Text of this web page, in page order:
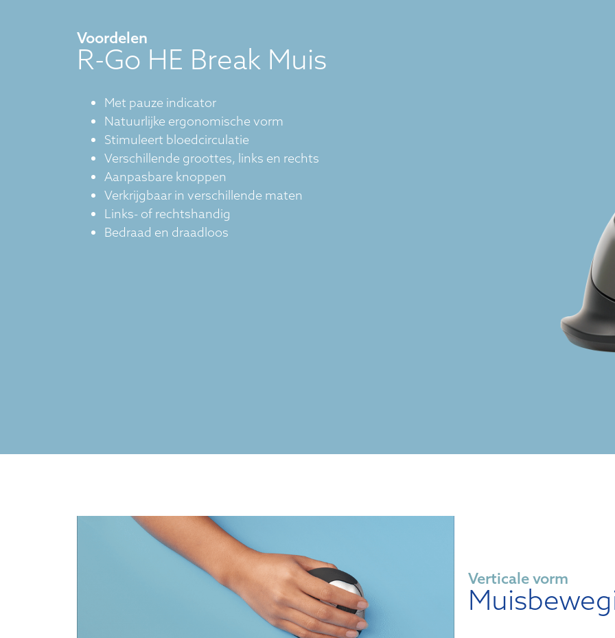
Voordelen
R-Go HE Break Muis
Met pauze indicator
Natuurlijke ergonomische vorm
Stimuleert bloedcirculatie
Verschillende groottes, links en rechts
Aanpasbare knoppen
Verkrijgbaar in verschillende maten
Links- of rechtshandig
Bedraad en draadloos
Verticale vorm